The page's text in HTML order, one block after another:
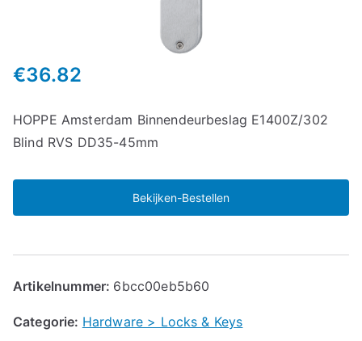
€36.82
HOPPE Amsterdam Binnendeurbeslag E1400Z/302
Blind RVS DD35-45mm
Bekijken-Bestellen
Artikelnummer: 6bcc00eb5b60
Categorie: Hardware > Locks & Keys